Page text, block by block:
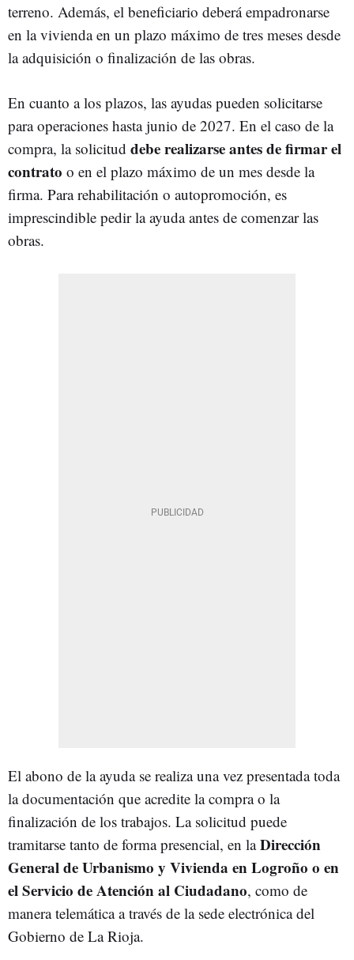
terreno. Además, el beneficiario deberá empadronarse
en la vivienda en un plazo máximo de tres meses desde
la adquisición o finalización de las obras.
En cuanto a los plazos, las ayudas pueden solicitarse
para operaciones hasta junio de 2027. En el caso de la
compra, la solicitud debe realizarse antes de firmar el
contrato o en el plazo máximo de un mes desde la
firma. Para rehabilitación o autopromoción, es
imprescindible pedir la ayuda antes de comenzar las
obras.
El abono de la ayuda se realiza una vez presentada toda
la documentación que acredite la compra o la
finalización de los trabajos. La solicitud puede
tramitarse tanto de forma presencial, en laDirección
General de Urbanismo y Vivienda en Logroño o en
el Servicio de Atención al Ciudadano, como de
manera telemática a través de la sede electrónica del
Gobierno de La Rioja.